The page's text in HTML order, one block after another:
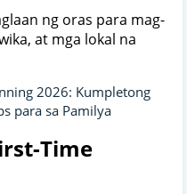
ng oras para mag-
at mga lokal na
2026: Kumpletong
para sa Pamilya
Time